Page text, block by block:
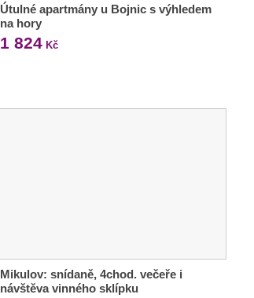
Útulné apartmány u Bojnic s výhledem
na hory
1 824Kč
Mikulov: snídaně, 4chod. večeře i
návštěva vinného sklípku